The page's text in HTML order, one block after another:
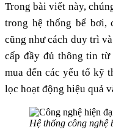
Trong bài viết này,
trong hệ thống bể bơi,
cũng như cách duy trì
cấp đầy đủ thông tin
mua đến các yếu tố kỹ
lọc hoạt động hiệu quả
Hệ thống công nghệ